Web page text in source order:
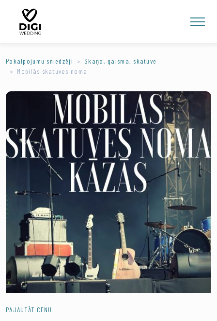
E-VEIKALS
0
LV EN RU Ienākt
Pakalpojumu sniedzēji
Skaņa, gaisma, skatuve
Mobilās skatuves noma
PAJAUTĀT CENU